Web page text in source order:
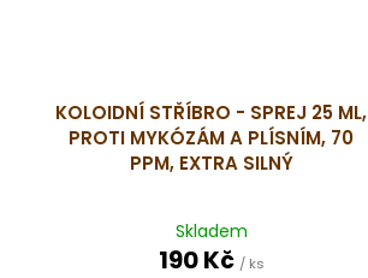
KOLOIDNÍ STŘÍBRO - SPREJ 25 ML,
PROTI MYKÓZÁM A PLÍSNÍM, 70
PPM, EXTRA SILNÝ
Skladem
190 Kč / ks